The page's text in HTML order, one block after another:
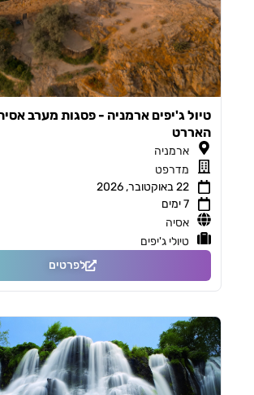
טיול ג'יפים ארמניה - פסגות מערב
האררט
ארמניה
מדרפט
22 באוקטובר, 2026
7 ימים
אסיה
טיולי ג'יפים
לפרטים